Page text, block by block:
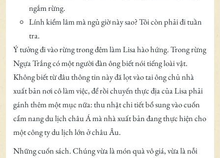
ngắm rừng.
Lính kiểm lâm mà ngủ giờ này sao? Tôi còn phải đi tuần
tra.
Ý tưởng đi vào rừng trong đêm làm Lisa hào hứng. Trong rừng
Ngựa Trắng có một người đàn ông biết nói tiếng loài vật.
Không biết từ đâu thông tin này đã lọt vào tai ông chủ nhà
xuất bản nơi cô làm việc, để rồi chuyến thực địa của Lisa phải
gánh thêm một mục nữa: thu nhặt chi tiết bổ sung vào cuốn
cẩm nang du lịch châu Á mà nhà xuất bản đang thực hiện cho
một công ty du lịch lớn ở châu Âu.
Những cuốn sách. Chúng vừa là món quà vô giá, vừa là nỗi